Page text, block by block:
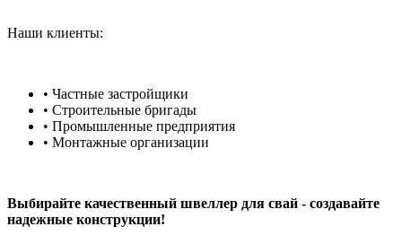
Наши клиенты:
• Частные застройщики
• Строительные бригады
• Промышленные предприятия
• Монтажные организации
Выбирайте качественный швеллер для свай - создавайте
надежные конструкции!